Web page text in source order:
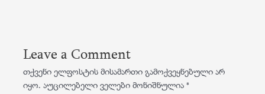
Leave a Comment
თქვენი ელფოსტის მისამართი გამოქვეყნებული არ
იყო. აუცილებელი ველები მონიშნულია*